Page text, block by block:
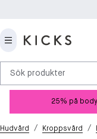
Sök produkter
25% på
Hudvård / Kroppsvård /